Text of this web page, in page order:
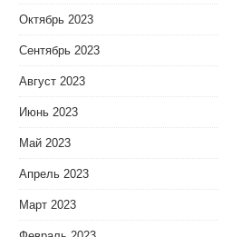
Октябрь 2023
Сентябрь 2023
Август 2023
Июнь 2023
Май 2023
Апрель 2023
Март 2023